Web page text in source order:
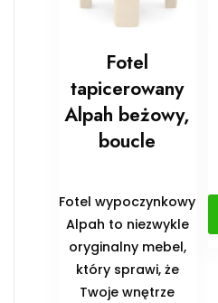
Fotel
tapicerowany
Alpah beżowy,
boucle
Fotel wypoczynkowy
Alpah to niezwykle
oryginalny mebel,
który sprawi, że
Twoje wnętrze